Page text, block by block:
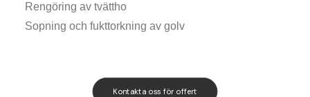
Rengöring av tvättho
Sopning och fukttorkning av golv
Kontakta oss för offert